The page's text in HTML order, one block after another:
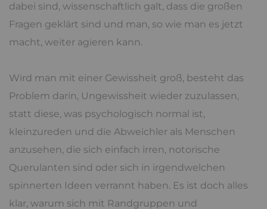
dabei sind, wissenschaftlich galt, dass die großen
Fragen geklärt sind und man, so wie man es jetzt
macht, weiter agieren kann.
Wird man mit einer Gewissheit groß, besteht das
Problem darin, Ungewissheit wieder zuzulassen,
statt diese, was psychologisch normal ist,
kleinzureden und die Abweichler als Menschen
anzusehen, die sich einfach irren, notorische
Querulanten sind oder sich in irgendwelchen
spinnerten Ideen verrannt haben. Es ist doch alles
klar, warum sich mit Randgruppen und